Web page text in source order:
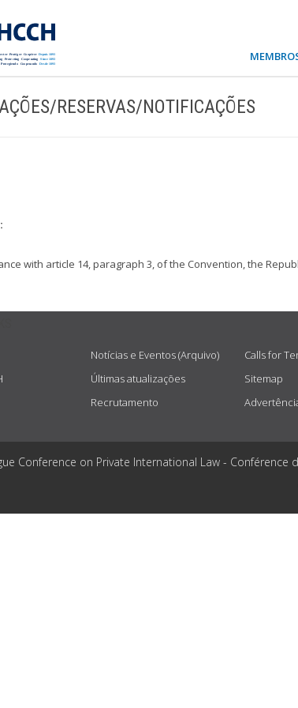
RESERVAS/NOTIFICAÇÕES
with article 14, paragraph 3, of the Convention, the
Notícias e Eventos (Arquivo)
Últimas atualizações
Recrutamento
Calls for
Sitemap
Conference on Private International Law -